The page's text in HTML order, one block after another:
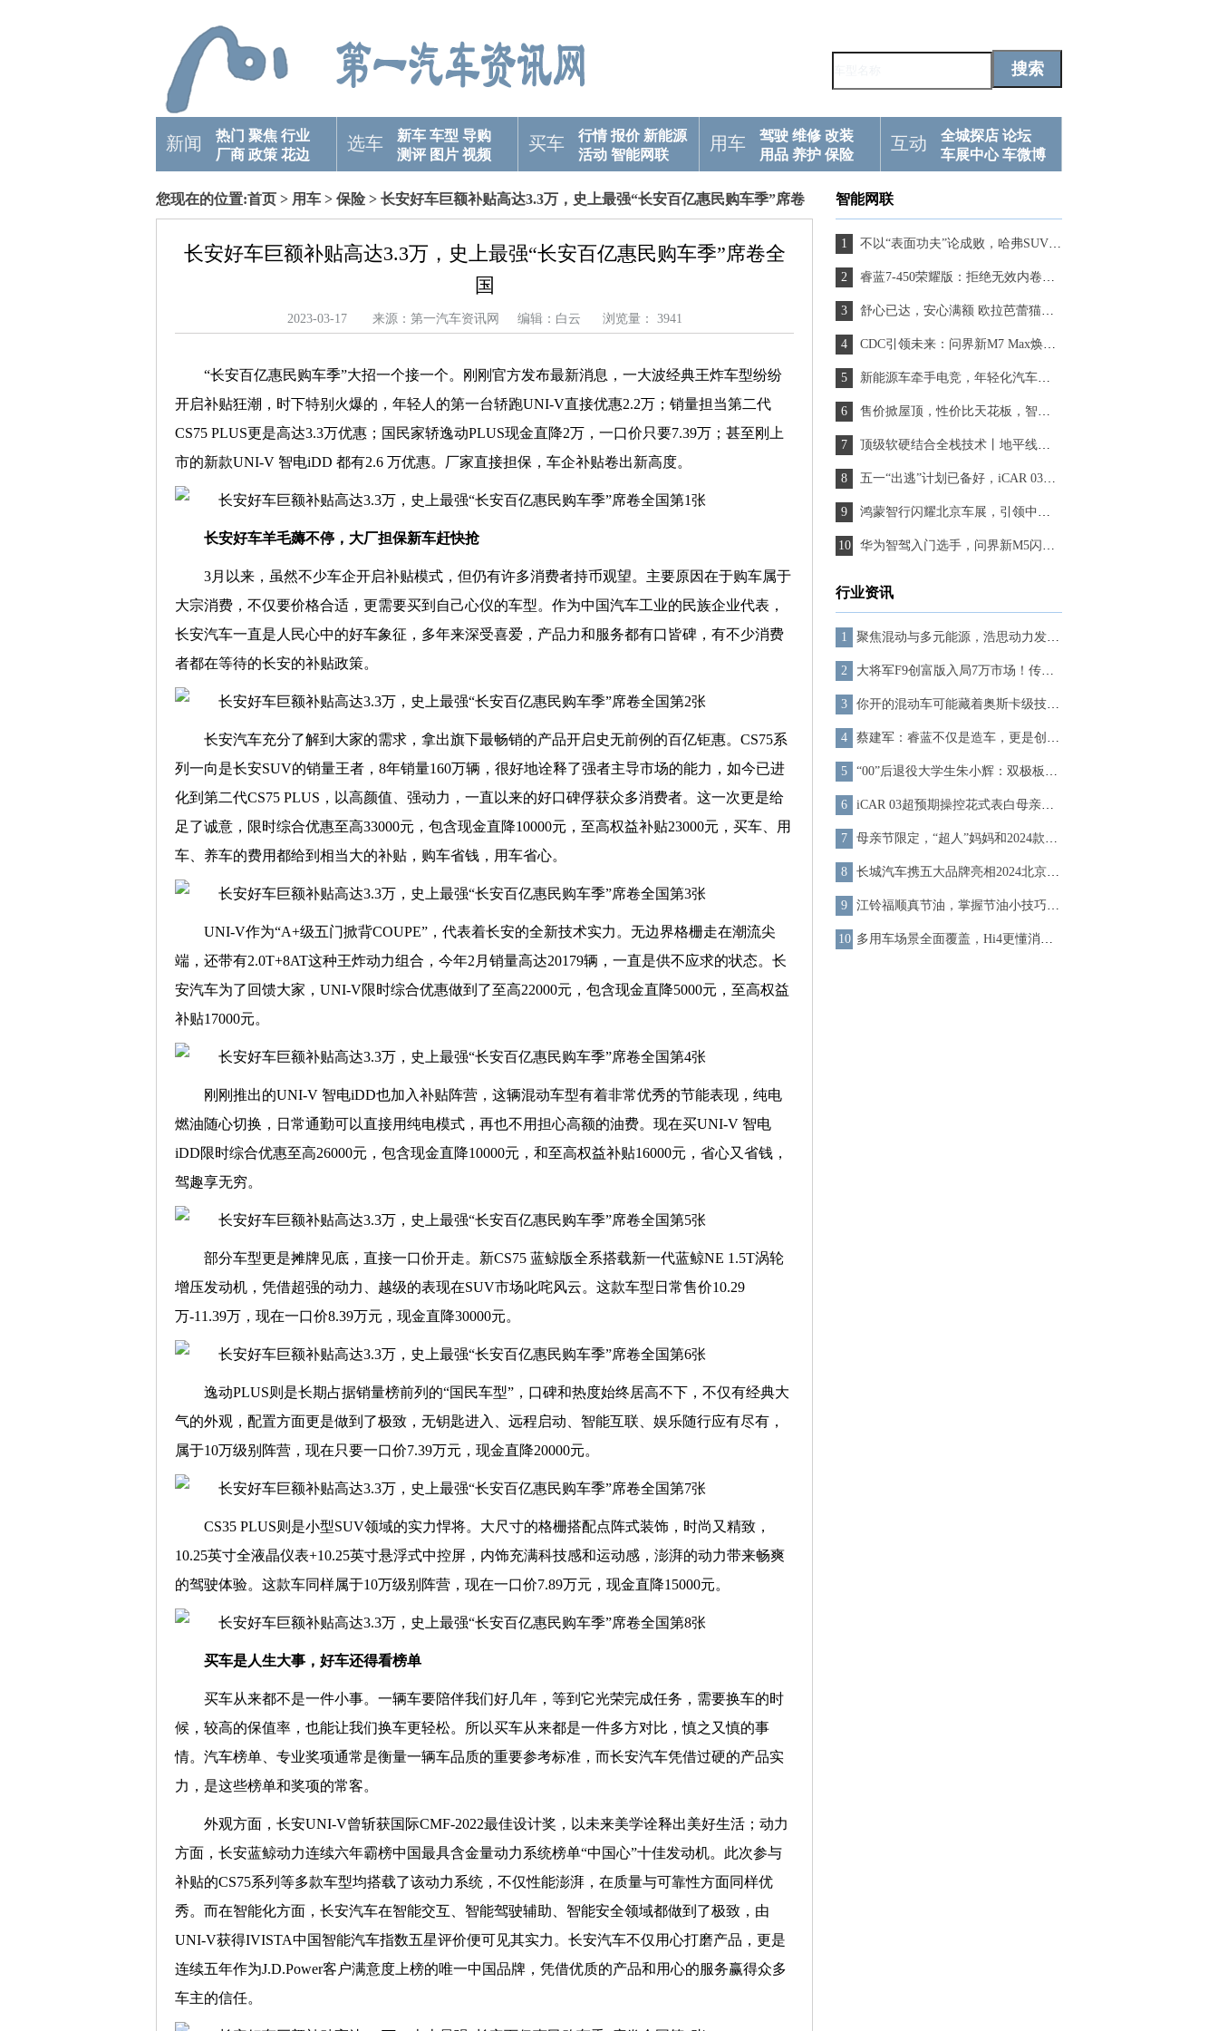
新闻 热门 聚焦 行业
厂商 政策 花边
选车 新车 车型 导购
测评 图片 视频
买车 行情 报价 新能源
活动 智能网联
用车 驾驶 维修 改装
用品 养护 保险
互动 全城探店 论坛
车展中心 车微博
您现在的位置:首页 > 用车 > 保险> 长安好车巨额补贴高达3.3万，史上最强“长安百亿惠民购车季”席卷
长安好车巨额补贴高达3.3万，史上最强“长安百亿惠民购车季”席卷全
国
2023-03-17 来源：第一汽车资讯网 编辑：白云 浏览量： 3941
“长安百亿惠民购车季”大招一个接一个。刚刚官方发布最新消息，一大波经典王炸车型纷纷
开启补贴狂潮，时下特别火爆的，年轻人的第一台轿跑UNI-V直接优惠2.2万；销量担当第二代
CS75 PLUS更是高达3.3万优惠；国民家轿逸动PLUS现金直降2万，一口价只要7.39万；甚至刚上
市的新款UNI-V 智电iDD 都有2.6 万优惠。厂家直接担保，车企补贴卷出新高度。
长安好车羊毛薅不停，大厂担保新车赶快抢
3月以来，虽然不少车企开启补贴模式，但仍有许多消费者持币观望。主要原因在于购车属于
大宗消费，不仅要价格合适，更需要买到自己心仪的车型。作为中国汽车工业的民族企业代表，
长安汽车一直是人民心中的好车象征，多年来深受喜爱，产品力和服务都有口皆碑，有不少消费
者都在等待的长安的补贴政策。
长安汽车充分了解到大家的需求，拿出旗下最畅销的产品开启史无前例的百亿钜惠。CS75系
列一向是长安SUV的销量王者，8年销量160万辆，很好地诠释了强者主导市场的能力，如今已进
化到第二代CS75 PLUS，以高颜值、强动力，一直以来的好口碑俘获众多消费者。这一次更是给
足了诚意，限时综合优惠至高33000元，包含现金直降10000元，至高权益补贴23000元，买车、用
车、养车的费用都给到相当大的补贴，购车省钱，用车省心。
UNI-V作为“A+级五门掀背COUPE”，代表着长安的全新技术实力。无边界格栅走在潮流尖
端，还带有2.0T+8AT这种王炸动力组合，今年2月销量高达20179辆，一直是供不应求的状态。长
安汽车为了回馈大家，UNI-V限时综合优惠做到了至高22000元，包含现金直降5000元，至高权益
补贴17000元。
刚刚推出的UNI-V 智电iDD也加入补贴阵营，这辆混动车型有着非常优秀的节能表现，纯电
燃油随心切换，日常通勤可以直接用纯电模式，再也不用担心高额的油费。现在买UNI-V 智电
iDD限时综合优惠至高26000元，包含现金直降10000元，和至高权益补贴16000元，省心又省钱，
驾趣享无穷。
部分车型更是摊牌见底，直接一口价开走。新CS75 蓝鲸版全系搭载新一代蓝鲸NE 1.5T涡轮
增压发动机，凭借超强的动力、越级的表现在SUV市场叱咤风云。这款车型日常售价10.29
万-11.39万，现在一口价8.39万元，现金直降30000元。
逸动PLUS则是长期占据销量榜前列的“国民车型”，口碑和热度始终居高不下，不仅有经典大
气的外观，配置方面更是做到了极致，无钥匙进入、远程启动、智能互联、娱乐随行应有尽有，
属于10万级别阵营，现在只要一口价7.39万元，现金直降20000元。
CS35 PLUS则是小型SUV领域的实力悍将。大尺寸的格栅搭配点阵式装饰，时尚又精致，
10.25英寸全液晶仪表+10.25英寸悬浮式中控屏，内饰充满科技感和运动感，澎湃的动力带来畅爽
的驾驶体验。这款车同样属于10万级别阵营，现在一口价7.89万元，现金直降15000元。
买车是人生大事，好车还得看榜单
买车从来都不是一件小事。一辆车要陪伴我们好几年，等到它光荣完成任务，需要换车的时
候，较高的保值率，也能让我们换车更轻松。所以买车从来都是一件多方对比，慎之又慎的事
情。汽车榜单、专业奖项通常是衡量一辆车品质的重要参考标准，而长安汽车凭借过硬的产品实
力，是这些榜单和奖项的常客。
外观方面，长安UNI-V曾斩获国际CMF-2022最佳设计奖，以未来美学诠释出美好生活；动力
方面，长安蓝鲸动力连续六年霸榜中国最具含金量动力系统榜单“中国心”十佳发动机。此次参与
补贴的CS75系列等多款车型均搭载了该动力系统，不仅性能澎湃，在质量与可靠性方面同样优
秀。而在智能化方面，长安汽车在智能交互、智能驾驶辅助、智能安全领域都做到了极致，由
UNI-V获得IVISTA中国智能汽车指数五星评价便可见其实力。长安汽车不仅用心打磨产品，更是
连续五年作为J.D.Power客户满意度上榜的唯一中国品牌，凭借优质的产品和用心的服务赢得众多
车主的信任。
智能网联
不以“表面功夫”论成败，哈弗SUV更重视“内外兼修”
睿蓝7-450荣耀版：拒绝无效内卷，定义11万级产品新高度
舒心已达，安心满额 欧拉芭蕾猫陪你优雅一“夏”
CDC引领未来：问界新M7 Max焕新版底盘升级驾驶质感再提升
新能源车牵手电竞，年轻化汽车品牌有了新表达
售价掀屋顶，性价比天花板，智己L6绝对有“爆品”潜质
顶级软硬结合全栈技术丨地平线正式发布征程®6系列车载智能计算方案
五一“出逃”计划已备好，iCAR 03带来超越期待的高阶智驾体验
鸿蒙智行闪耀北京车展，引领中国新能源汽车迈向新征程
华为智驾入门选手，问界新M5闪耀登陆北京车展
行业资讯
聚焦混动与多元能源，浩思动力发布新一代动力技术体系
大将军F9创富版入局7万市场！传承百年康明斯基因，好车不贵 创富不累！
你开的混动车可能藏着奥斯卡级技术！揭秘Aurobay获奖背后的黑科技
蔡建军：睿蓝不仅是造车，更是创造一种全新的出行体验
“00”后退役大学生朱小辉：双极板创新者崭露头角，氢能源领域开启新篇章
iCAR 03超预期操控花式表白母亲节，陪她柴米油盐，也陪她追寻诗和远方
母亲节限定，“超人”妈妈和2024款哈弗猛龙CP感满分
长城汽车携五大品牌亮相2024北京车展 全球化发展备受瞩目
江铃福顺真节油，掌握节油小技巧会更省油
多用车场景全面覆盖，Hi4更懂消费者的多元化需求